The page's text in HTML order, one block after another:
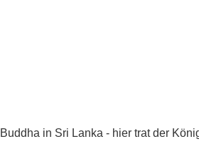
Buddha in Sri Lanka - hier trat der